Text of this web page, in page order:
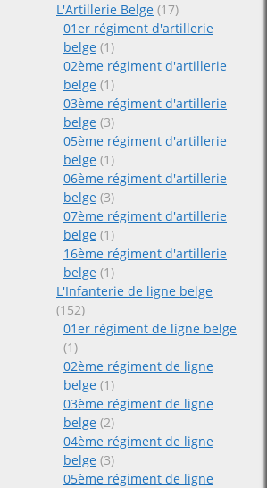
L'Artillerie Belge (17)
01er régiment d'artillerie
belge (1)
02ème régiment d'artillerie
belge (1)
03ème régiment d'artillerie
belge (3)
05ème régiment d'artillerie
belge (1)
06ème régiment d'artillerie
belge (3)
07ème régiment d'artillerie
belge (1)
16ème régiment d'artillerie
belge (1)
L'Infanterie de ligne belge
(152)
01er régiment de ligne belge
(1)
02ème régiment de ligne
belge (1)
03ème régiment de ligne
belge (2)
04ème régiment de ligne
belge (3)
05ème régiment de ligne